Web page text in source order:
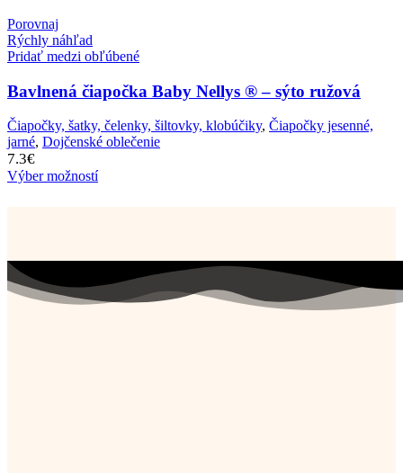
Porovnaj
Rýchly náhľad
Pridať medzi obľúbené
Bavlnená čiapočka Baby Nellys ® – sýto ružová
Čiapočky, šatky, čelenky, šiltovky, klobúčiky, Čiapočky jesenné,
jarné, Dojčenské oblečenie
7.3€
Výber možností